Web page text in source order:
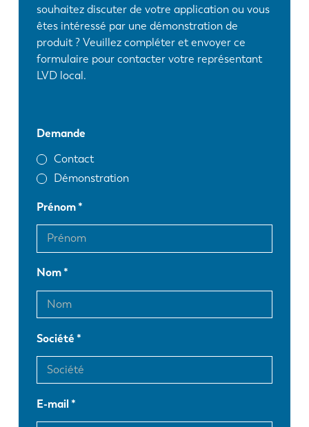
souhaitez discuter de votre application ou vous
êtes intéressé par une démonstration de
produit ? Veuillez compléter et envoyer ce
formulaire pour contacter votre représentant
LVD local.
Demande
Contact
Démonstration
Prénom
Nom
Société
E-mail